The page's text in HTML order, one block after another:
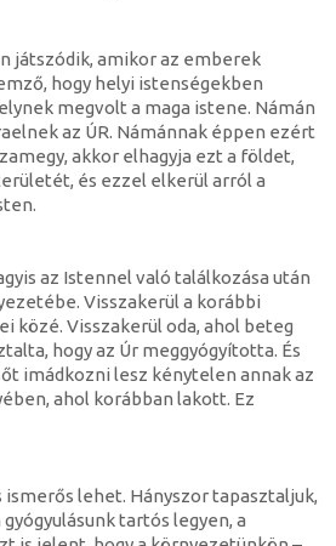
játszódik, amikor az emberek
hogy helyi istenségekben
megvolt a maga istene. Námán
az ÚR. Námánnak éppen ezért
akkor elhagyja ezt a földet,
és ezzel elkerül arról a
az Istennel való találkozása után
Visszakerül a korábbi
közé. Visszakerül oda, ahol beteg
hogy az Úr meggyógyította. És
imádkozni lesz kénytelen annak az
ahol korábban lakott. Ez
ismerős lehet. Hányszor tapasztaljuk,
tartós legyen, a